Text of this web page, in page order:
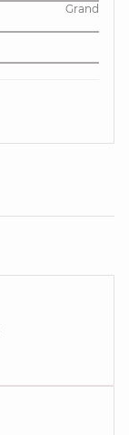
Grand